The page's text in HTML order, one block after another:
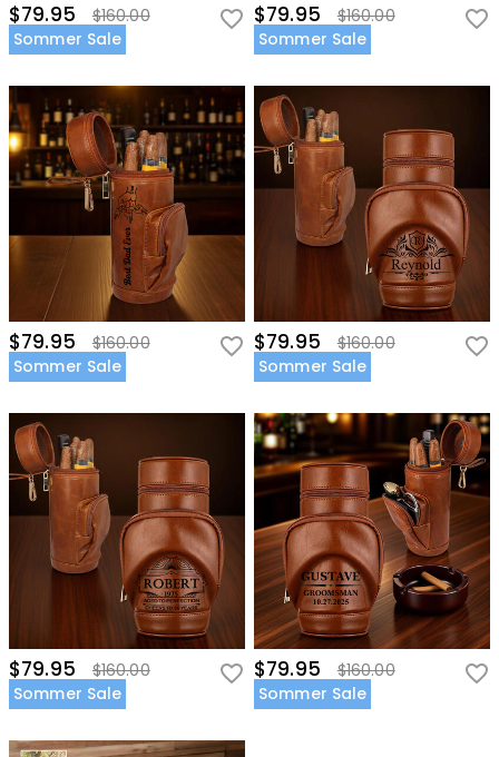
$79.95
$160.00
Sommer Sale
$79.95
$160.00
Sommer Sale
$79.95
$160.00
Sommer Sale
$79.95
$160.00
Sommer Sale
$79.95
$160.00
Sommer Sale
$79.95
$160.00
Sommer Sale